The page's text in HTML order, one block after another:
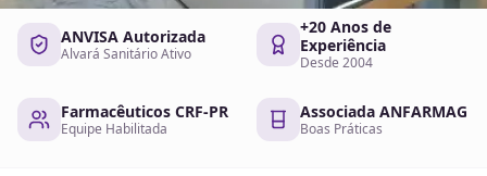
ANVISA Autorizada
Alvará Sanitário Ativo
+20 Anos de
Experiência
Desde 2004
Farmacêuticos CRF-PR
Equipe Habilitada
Associada ANFARMAG
Boas Práticas